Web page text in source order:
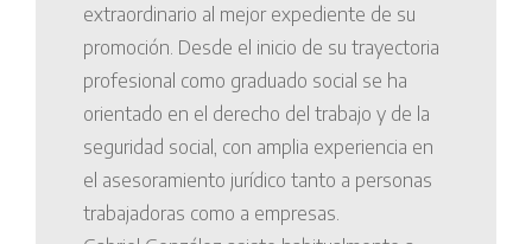
extraordinario al mejor expediente de su
promoción. Desde el inicio de su trayectoria
profesional como graduado social se ha
orientado en el derecho del trabajo y de la
seguridad social, con amplia experiencia en
el asesoramiento jurídico tanto a personas
trabajadoras como a empresas.